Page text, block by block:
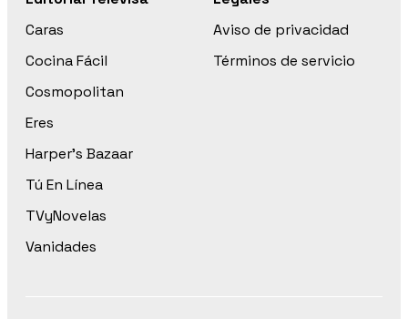
Caras
Cocina Fácil
Cosmopolitan
Eres
Harper’s Bazaar
Tú En Línea
TVyNovelas
Vanidades
Aviso de privacidad
Términos de servicio